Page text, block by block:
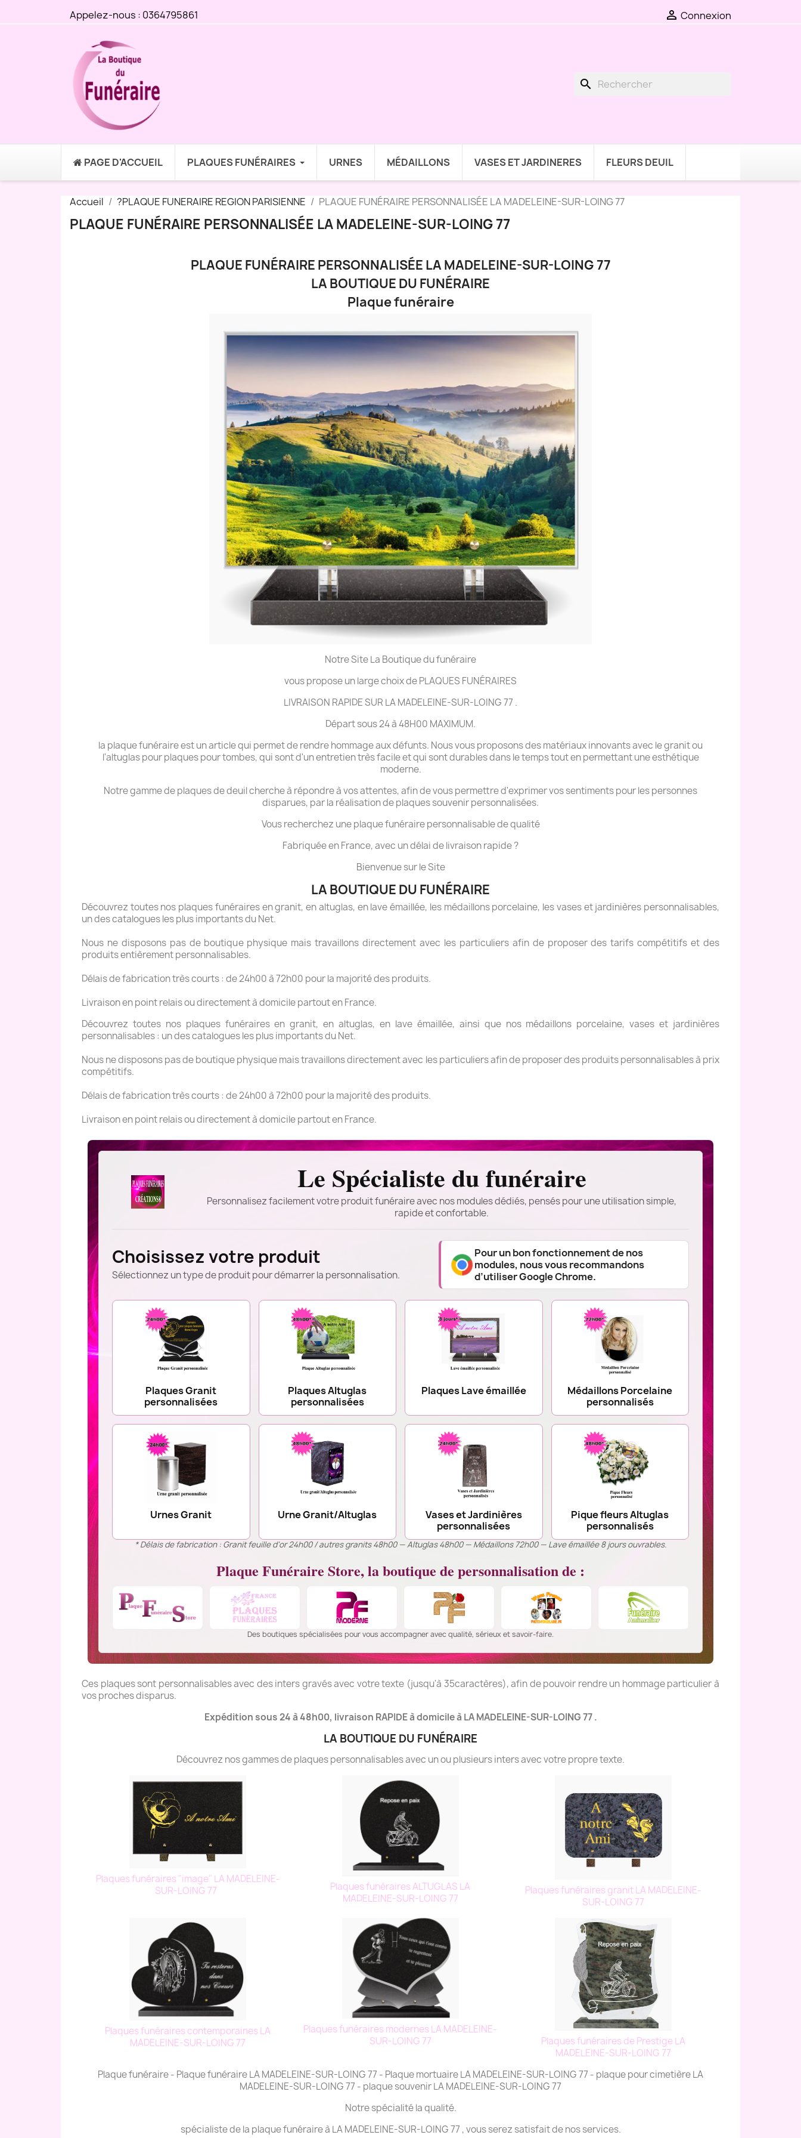
Appelez-nous : 0364795861  Connexion
search
PAGE D'ACCUEIL PLAQUES FUNÉRAIRES URNES MÉDAILLONS VASES ET JARDINERES FLEURS DEUIL
Accueil ?PLAQUE FUNERAIRE REGION PARISIENNE PLAQUE FUNÉRAIRE PERSONNALISÉE LA MADELEINE-SUR-LOING 77
PLAQUE FUNÉRAIRE PERSONNALISÉE LA MADELEINE-SUR-LOING 77
PLAQUE FUNÉRAIRE PERSONNALISÉE LA MADELEINE-SUR-LOING 77
LA BOUTIQUE DU FUNÉRAIRE
Plaque funéraire
Notre Site La Boutique du funéraire
vous propose un large choix de PLAQUES FUNÉRAIRES
LIVRAISON RAPIDE SUR LA MADELEINE-SUR-LOING 77 .
Départ sous 24 à 48H00 MAXIMUM.
la plaque funéraire est un article qui permet de rendre hommage aux défunts. Nous vous proposons des matériaux innovants avec le granit ou
l'altuglas pour plaques pour tombes, qui sont d'un entretien très facile et qui sont durables dans le temps tout en permettant une esthétique
moderne.
Notre gamme de plaques de deuil cherche à répondre à vos attentes, afin de vous permettre d'exprimer vos sentiments pour les personnes
disparues, par la réalisation de plaques souvenir personnalisées.
Vous recherchez une plaque funéraire personnalisable de qualité
Fabriquée en France, avec un délai de livraison rapide ?
Bienvenue sur le Site
LA BOUTIQUE DU FUNÉRAIRE
Découvrez toutes nos plaques funéraires en granit, en altuglas, en lave émaillée, les médaillons porcelaine, les vases et jardinières personnalisables,
un des catalogues les plus importants du Net.
Nous ne disposons pas de boutique physique mais travaillons directement avec les particuliers afin de proposer des tarifs compétitifs et des
produits entièrement personnalisables.
Délais de fabrication très courts : de 24h00 à 72h00 pour la majorité des produits.
Livraison en point relais ou directement à domicile partout en France.
Découvrez toutes nos plaques funéraires en granit, en altuglas, en lave émaillée, ainsi que nos médaillons porcelaine, vases et jardinières
personnalisables : un des catalogues les plus importants du Net.
Nous ne disposons pas de boutique physique mais travaillons directement avec les particuliers afin de proposer des produits personnalisables à prix
compétitifs.
Délais de fabrication très courts : de 24h00 à 72h00 pour la majorité des produits.
Livraison en point relais ou directement à domicile partout en France.
Le Spécialiste du funéraire
Personnalisez facilement votre produit funéraire avec nos modules dédiés, pensés pour une utilisation simple,
rapide et confortable.
Choisissez votre produit
Sélectionnez un type de produit pour démarrer la personnalisation.
Pour un bon fonctionnement de nos
modules, nous vous recommandons
d’utiliser Google Chrome.
Plaques Granit
personnalisées
Plaques Altuglas
personnalisées
Plaques Lave émaillée
Médaillons Porcelaine
personnalisés
Urnes Granit Urne Granit/Altuglas
Vases et Jardinières
personnalisées
Pique fleurs Altuglas
personnalisés
* Délais de fabrication : Granit feuille d’or 24h00 / autres granits 48h00 — Altuglas 48h00 — Médaillons 72h00 — Lave émaillée 8 jours ouvrables.
Plaque Funéraire Store, la boutique de personnalisation de :
Des boutiques spécialisées pour vous accompagner avec qualité, sérieux et savoir-faire.
Ces plaques sont personnalisables avec des inters gravés avec votre texte (jusqu'à 35caractères), afin de pouvoir rendre un hommage particulier à
vos proches disparus.
Expédition sous 24 à 48h00, livraison RAPIDE à domicile à LA MADELEINE-SUR-LOING 77 .
LA BOUTIQUE DU FUNÉRAIRE
Découvrez nos gammes de plaques personnalisables avec un ou plusieurs inters avec votre propre texte.
Plaques funéraires "image" LA MADELEINE-
SUR-LOING 77
Plaques funéraires ALTUGLAS LA
MADELEINE-SUR-LOING 77
Plaques funéraires granit LA MADELEINE-
SUR-LOING 77
Plaques funéraires contemporaines LA
MADELEINE-SUR-LOING 77
Plaques funéraires modernes LA MADELEINE-
SUR-LOING 77
Plaques funéraires de Prestige LA
MADELEINE-SUR-LOING 77
Plaque funéraire - Plaque funéraire LA MADELEINE-SUR-LOING 77 - Plaque mortuaire LA MADELEINE-SUR-LOING 77 - plaque pour cimetière LA
MADELEINE-SUR-LOING 77 - plaque souvenir LA MADELEINE-SUR-LOING 77
Notre spécialité la qualité.
spécialiste de la plaque funéraire à LA MADELEINE-SUR-LOING 77 , vous serez satisfait de nos services.